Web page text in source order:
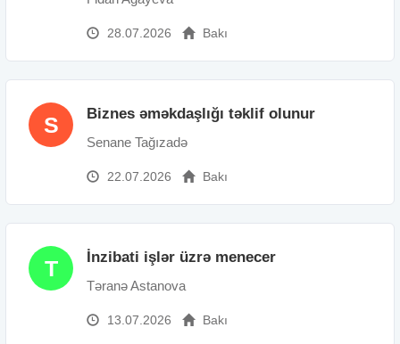
28.07.2026 Bakı
S Biznes əməkdaşlığı təklif olunur
Senane Tağızadə
22.07.2026 Bakı
T İnzibati işlər üzrə menecer
Təranə Astanova
13.07.2026 Bakı